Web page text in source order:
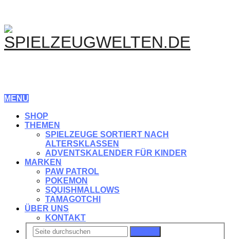
MENU
SHOP
THEMEN
SPIELZEUGE SORTIERT NACH
ALTERSKLASSEN
ADVENTSKALENDER FÜR KINDER
MARKEN
PAW PATROL
POKEMON
SQUISHMALLOWS
TAMAGOTCHI
ÜBER UNS
KONTAKT